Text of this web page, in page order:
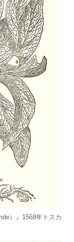
）』1568年トスカ